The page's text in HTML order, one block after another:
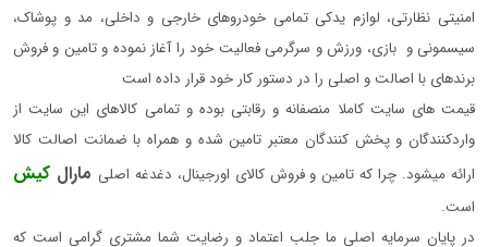
امنیتی نظارتی، لوازم یدکی تمامی خودروهای خارجی و داخلی، مد و پوشاک،
سیسمونی و بازی، ورزش و سرگرمی فعالیت خود را آغاز نموده و تامین و فروش
برندهای با اصالت و اصلی را در دستور کار خود قرار داده است
قیمت های سایت کاملا منصفانه و رقابتی بوده و تمامی کالاهای این سایت از
واردکنندگان و پخش کنندگان معتبر تامین شده و همراه با ضمانت اصالت کالا
ارائه میشود. چرا که تامین و فروش کالای اورجینال، دغدغه اصلی مارال کیش
است.
در پایان سرمایه اصلی ما جلب اعتماد و رضایت شما مشتری گرامی است که